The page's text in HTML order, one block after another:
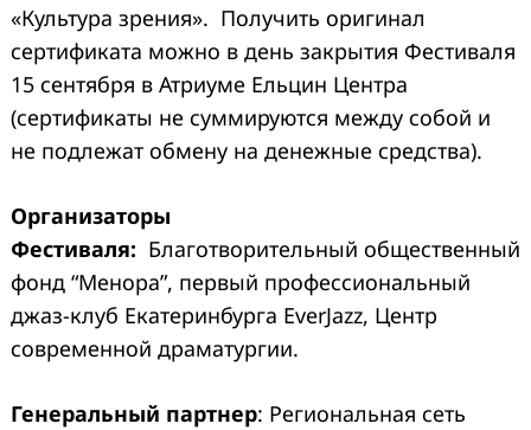
«Культура зрения». Получить оригинал
сертификата можно в день закрытия Фестиваля
15 сентября в Атриуме Ельцин Центра
(сертификаты не суммируются между собой и
не подлежат обмену на денежные средства).
Организаторы
Фестиваля: Благотворительный общественный
фонд “Менора”, первый профессиональный
джаз-клуб Екатеринбурга EverJazz, Центр
современной драматургии.
Генеральный партнер: Региональная сеть